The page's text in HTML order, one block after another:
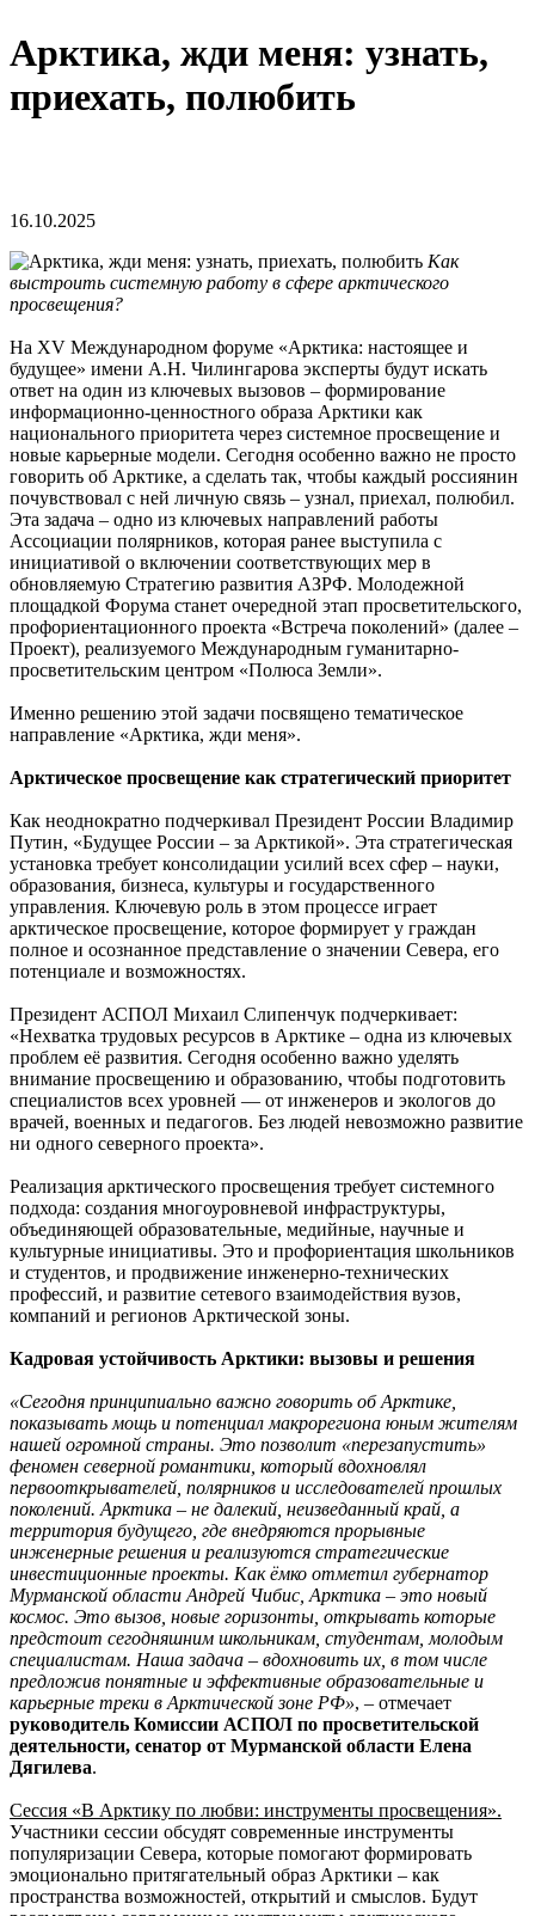
Арктика, жди меня: узнать,
приехать, полюбить
16.10.2025
Как
выстроить системную работу в сфере арктического
просвещения?
На XV Международном форуме «Арктика: настоящее и
будущее» имени А.Н. Чилингарова эксперты будут искать
ответ на один из ключевых вызовов – формирование
информационно-ценностного образа Арктики как
национального приоритета через системное просвещение и
новые карьерные модели. Сегодня особенно важно не просто
говорить об Арктике, а сделать так, чтобы каждый россиянин
почувствовал с ней личную связь – узнал, приехал, полюбил.
Эта задача – одно из ключевых направлений работы
Ассоциации полярников, которая ранее выступила с
инициативой о включении соответствующих мер в
обновляемую Стратегию развития АЗРФ. Молодежной
площадкой Форума станет очередной этап просветительского,
профориентационного проекта «Встреча поколений» (далее –
Проект), реализуемого Международным гуманитарно-
просветительским центром «Полюса Земли».
Именно решению этой задачи посвящено тематическое
направление «Арктика, жди меня».
Арктическое просвещение как стратегический приоритет
Как неоднократно подчеркивал Президент России Владимир
Путин, «Будущее России – за Арктикой». Эта стратегическая
установка требует консолидации усилий всех сфер – науки,
образования, бизнеса, культуры и государственного
управления. Ключевую роль в этом процессе играет
арктическое просвещение, которое формирует у граждан
полное и осознанное представление о значении Севера, его
потенциале и возможностях.
Президент АСПОЛ Михаил Слипенчук подчеркивает:
«Нехватка трудовых ресурсов в Арктике – одна из ключевых
проблем её развития. Сегодня особенно важно уделять
внимание просвещению и образованию, чтобы подготовить
специалистов всех уровней — от инженеров и экологов до
врачей, военных и педагогов. Без людей невозможно развитие
ни одного северного проекта».
Реализация арктического просвещения требует системного
подхода: создания многоуровневой инфраструктуры,
объединяющей образовательные, медийные, научные и
культурные инициативы. Это и профориентация школьников
и студентов, и продвижение инженерно-технических
профессий, и развитие сетевого взаимодействия вузов,
компаний и регионов Арктической зоны.
Кадровая устойчивость Арктики: вызовы и решения
«Сегодня принципиально важно говорить об Арктике,
показывать мощь и потенциал макрорегиона юным жителям
нашей огромной страны. Это позволит «перезапустить»
феномен северной романтики, который вдохновлял
первооткрывателей, полярников и исследователей прошлых
поколений. Арктика – не далекий, неизведанный край, а
территория будущего, где внедряются прорывные
инженерные решения и реализуются стратегические
инвестиционные проекты. Как ёмко отметил губернатор
Мурманской области Андрей Чибис, Арктика – это новый
космос. Это вызов, новые горизонты, открывать которые
предстоит сегодняшним школьникам, студентам, молодым
специалистам. Наша задача – вдохновить их, в том числе
предложив понятные и эффективные образовательные и
карьерные треки в Арктической зоне РФ», – отмечает
руководитель Комиссии АСПОЛ по просветительской
деятельности, сенатор от Мурманской области Елена
Дягилева.
Сессия «В Арктику по любви: инструменты просвещения».
Участники сессии обсудят современные инструменты
популяризации Севера, которые помогают формировать
эмоционально притягательный образ Арктики – как
пространства возможностей, открытий и смыслов. Будут